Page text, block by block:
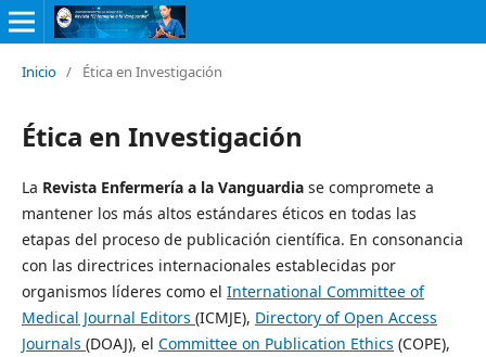
Inicio / Ética en Investigación
Ética en Investigación
La Revista Enfermería a la Vanguardia se compromete a
mantener los más altos estándares éticos en todas las
etapas del proceso de publicación científica. En consonancia
con las directrices internacionales establecidas por
organismos líderes como el International Committee of
Medical Journal Editors (ICMJE), Directory of Open Access
Journals (DOAJ), el Committee on Publication Ethics (COPE),